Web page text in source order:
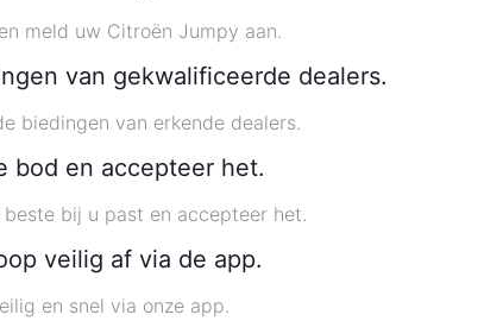
meld uw Citroën Jumpy aan.
van gekwalificeerde dealers.
biedingen van erkende dealers.
bod en accepteer het.
bij u past en accepteer het.
veilig af via de app.
en snel via onze app.